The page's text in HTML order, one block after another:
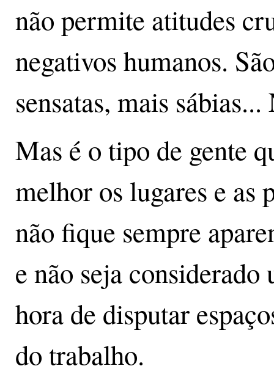
não permite atitudes
negativos humanos.
sensatas, mais sábias...
Mas é o tipo de gente
melhor os lugares e as
não fique sempre
e não seja
hora de disputar
do trabalho.